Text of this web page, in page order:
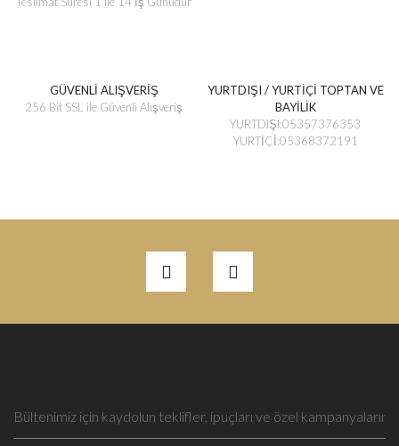
GÜVENLİ ALIŞVERİŞ
256 Bit SSL ile Güvenli Alışveriş
YURTDIŞI / YURTİÇİ TOPTAN VE
BAYİLİK
YURTDIŞI:05357376353
YURTİÇİ:05368372191